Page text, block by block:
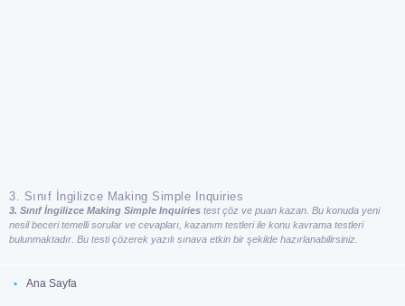
3. Sınıf İngilizce Making Simple Inquiries
3. Sınıf İngilizce Making Simple Inquiries test çöz ve puan kazan. Bu konuda yeni
nesil beceri temelli sorular ve cevapları, kazanım testleri ile konu kavrama testleri
bulunmaktadır. Bu testi çözerek yazılı sınava etkin bir şekilde hazırlanabilirsiniz.
Ana Sayfa